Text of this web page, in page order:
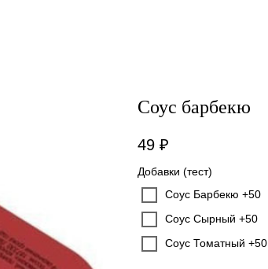
Соус барбекю
49 ₽
Добавки (тест)
Соус Барбекю +50
Соус Сырный +50
Соус Томатный +50